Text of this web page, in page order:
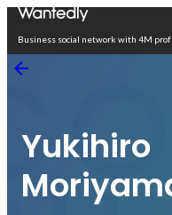
Business social network with 4M
Yukihiro